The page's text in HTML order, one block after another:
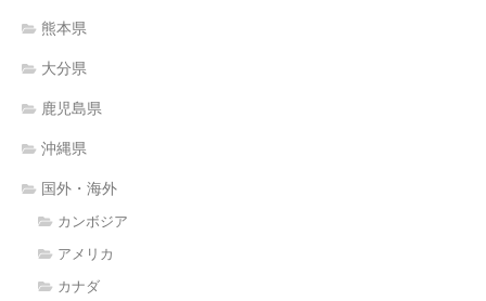
熊本県
大分県
鹿児島県
沖縄県
国外・海外
カンボジア
アメリカ
カナダ